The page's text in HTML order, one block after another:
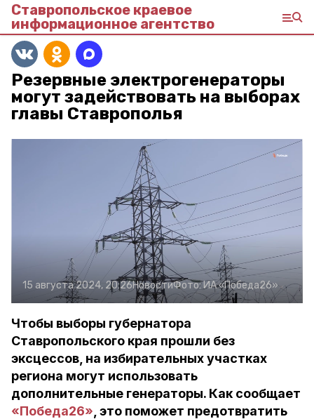
Ставропольское краевое
информационное агентство
Резервные электрогенераторы
могут задействовать на выборах
главы Ставрополья
15 августа 2024, 20:26НовостиФото:ИА «Победа26»
Чтобы выборы губернатора
Ставропольского края прошли без
эксцессов, на избирательных участках
региона могут использовать
дополнительные генераторы. Как сообщает
«Победа26» , это поможет предотвратить